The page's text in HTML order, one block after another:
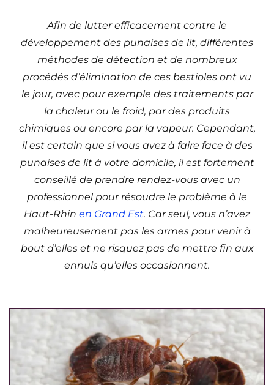
Afin de lutter efficacement contre le
développement des punaises de lit, différentes
méthodes de détection et de nombreux
procédés d’élimination de ces bestioles ont vu
le jour, avec pour exemple des traitements par
la chaleur ou le froid, par des produits
chimiques ou encore par la vapeur. Cependant,
il est certain que si vous avez à faire face à des
punaises de lit à votre domicile, il est fortement
conseillé de prendre rendez-vous avec un
professionnel pour résoudre le problème à le
Haut-Rhin en Grand Est. Car seul, vous n’avez
malheureusement pas les armes pour venir à
bout d’elles et ne risquez pas de mettre fin aux
ennuis qu’elles occasionnent.